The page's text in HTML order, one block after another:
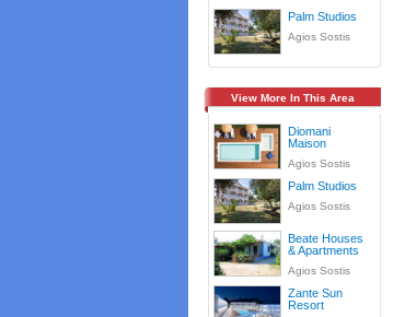
Palm Studios
Agios Sostis
View More In This Area
Diomani
Maison
Agios Sostis
Palm Studios
Agios Sostis
Beate Houses
& Apartments
Agios Sostis
Zante Sun
Resort